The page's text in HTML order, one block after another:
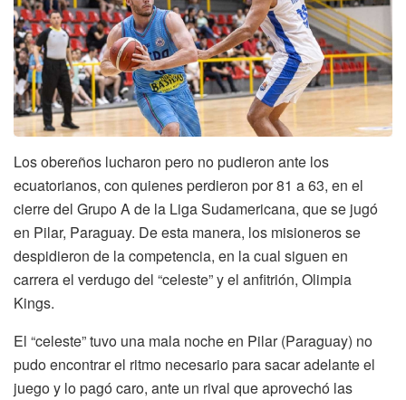
Los obereños lucharon pero no pudieron ante los
ecuatorianos, con quienes perdieron por 81 a 63, en el
cierre del Grupo A de la Liga Sudamericana, que se jugó
en Pilar, Paraguay. De esta manera, los misioneros se
despidieron de la competencia, en la cual siguen en
carrera el verdugo del “celeste” y el anfitrión, Olimpia
Kings.
El “celeste” tuvo una mala noche en Pilar (Paraguay) no
pudo encontrar el ritmo necesario para sacar adelante el
juego y lo pagó caro, ante un rival que aprovechó las